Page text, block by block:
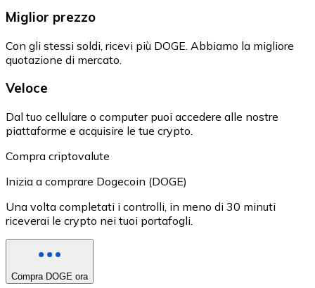
Miglior prezzo
Con gli stessi soldi, ricevi più DOGE. Abbiamo la migliore
quotazione di mercato.
Veloce
Dal tuo cellulare o computer puoi accedere alle nostre
piattaforme e acquisire le tue crypto.
Compra criptovalute
Inizia a comprare Dogecoin (DOGE)
Una volta completati i controlli, in meno di 30 minuti
riceverai le crypto nei tuoi portafogli.
Compra DOGE ora